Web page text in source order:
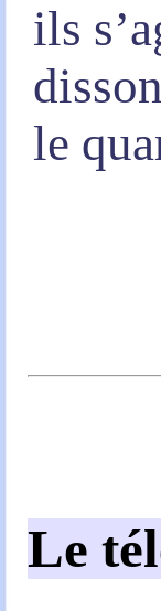
ils
le
Le